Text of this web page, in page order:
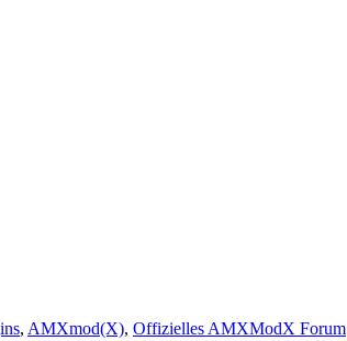
, AMXmod(X), Offizielles AMXModX Forum